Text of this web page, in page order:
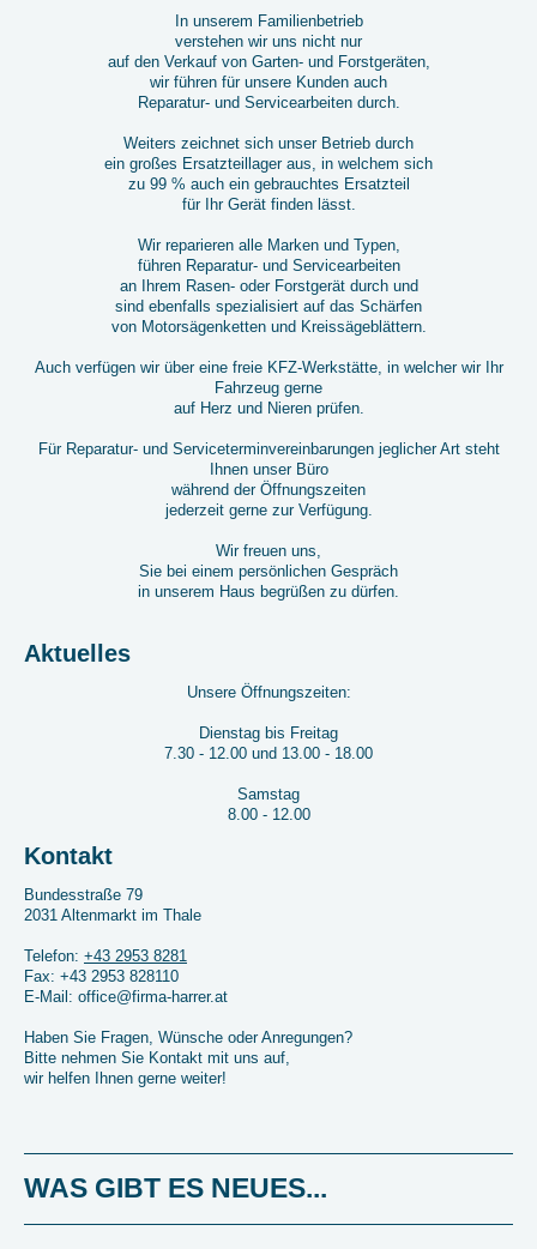
In unserem Familienbetrieb
verstehen wir uns nicht nur
auf den Verkauf von Garten- und Forstgeräten,
wir führen für unsere Kunden auch
Reparatur- und Servicearbeiten durch.
Weiters zeichnet sich unser Betrieb durch
ein großes Ersatzteillager aus, in welchem sich
zu 99 % auch ein gebrauchtes Ersatzteil
für Ihr Gerät finden lässt.
Wir reparieren alle Marken und Typen,
führen Reparatur- und Servicearbeiten
an Ihrem Rasen- oder Forstgerät durch und
sind ebenfalls spezialisiert auf das Schärfen
von Motorsägenketten und Kreissägeblättern.
Auch verfügen wir über eine freie KFZ-Werkstätte, in welcher wir Ihr
Fahrzeug gerne
auf Herz und Nieren prüfen.
Für Reparatur- und Serviceterminvereinbarungen jeglicher Art steht
Ihnen unser Büro
während der Öffnungszeiten
jederzeit gerne zur Verfügung.
Wir freuen uns,
Sie bei einem persönlichen Gespräch
in unserem Haus begrüßen zu dürfen.
Aktuelles
Unsere Öffnungszeiten:
Dienstag bis Freitag
7.30 - 12.00 und 13.00 - 18.00
Samstag
8.00 - 12.00
Kontakt
Bundesstraße 79
2031 Altenmarkt im Thale
Telefon: +43 2953 8281
Fax: +43 2953 828110
E-Mail: office@firma-harrer.at
Haben Sie Fragen, Wünsche oder Anregungen?
Bitte nehmen Sie Kontakt mit uns auf,
wir helfen Ihnen gerne weiter!
WAS GIBT ES NEUES...